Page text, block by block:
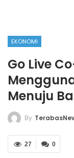
EKONOMI
Go Live
Menuju
By
0
27